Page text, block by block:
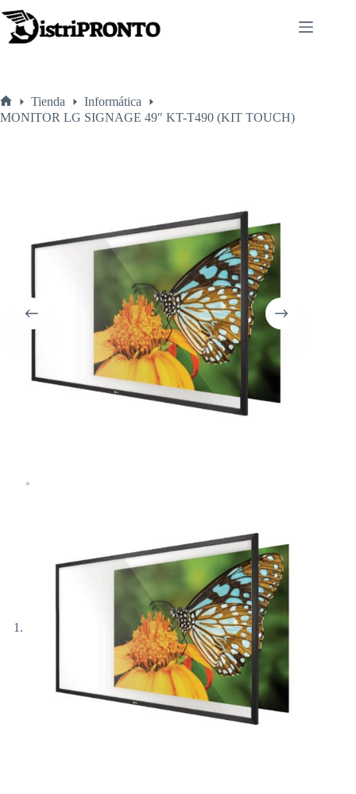
al
contenido
Inicio
Tienda
Informática
MONITOR LG SIGNAGE 49″ KT-T490 (KIT TOUCH)